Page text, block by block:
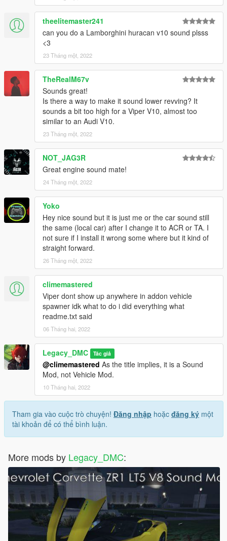
This mod is free, if you paid for it you have been scammed.
Please DO NOT Reupload this mod in ANY site.
theelitemaster241
can you do a Lamborghini huracan v10 sound plsss
<3
23 Tháng một, 2022
TheRealM67v
Sounds great!
Is there a way to make it sound lower revving? It
sounds a bit too high for a Viper V10, almost too
similar to an Audi V10.
23 Tháng một, 2022
NOT_JAG3R
Great engine sound mate!
24 Tháng một, 2022
Yoko
Hey nice sound but it is just me or the car sound still
the same (local car) after I change it to ACR or TA. I
not sure if I install it wrong some where but it kind of
straight forward.
26 Tháng một, 2022
climemastered
Viper dont show up anywhere in addon vehicle
spawner idk what to do i did everything what
readme.txt said
06 Tháng hai, 2022
Legacy_DMC Tác giả
@climemastered As the title implies, it is a Sound
Mod, not Vehicle Mod.
10 Tháng hai, 2022
Tham gia vào cuộc trò chuyện! Đăng nhập hoặc đăng ký một
tài khoản để có thể bình luận.
More mods by Legacy_DMC: